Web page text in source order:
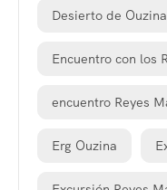
Desierto de Ouzina
Encuentro con los
encuentro Reyes
Erg Ouzina